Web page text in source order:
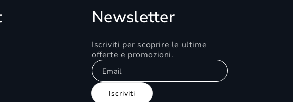
Newsletter
Iscriviti per scoprire le ultime
offerte e promozioni.
Email
Iscriviti